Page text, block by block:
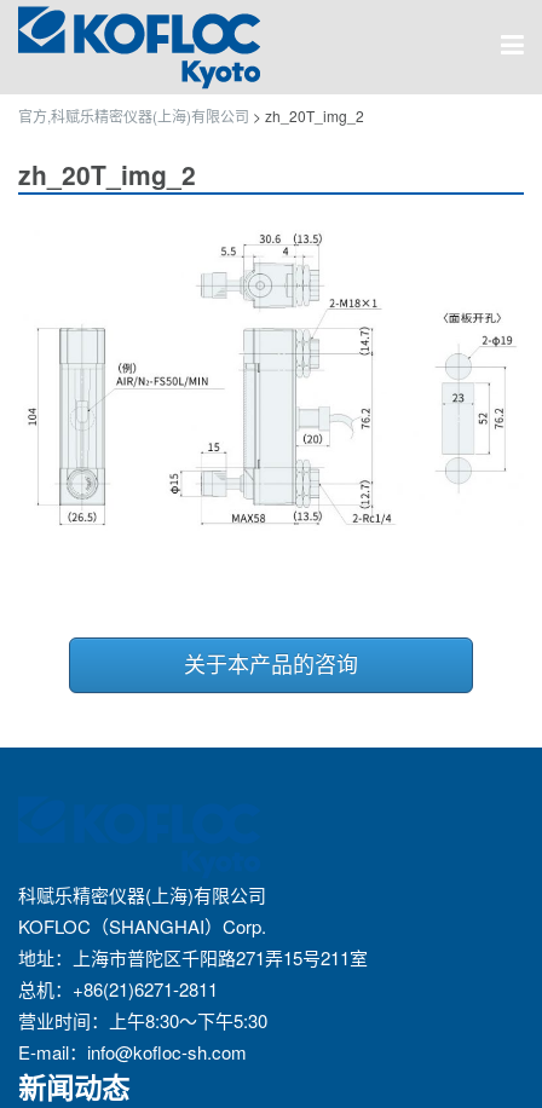
官方,科赋乐精密仪器(上海)有限公司 > zh_20T_img_2
zh_20T_img_2
关于本产品的咨询
科赋乐精密仪器(上海)有限公司
KOFLOC（SHANGHAI）Corp.
地址：上海市普陀区千阳路271弄15号211室
总机：+86(21)6271-2811
营业时间：上午8:30～下午5:30
E-mail： info@kofloc-sh.com
新闻动态